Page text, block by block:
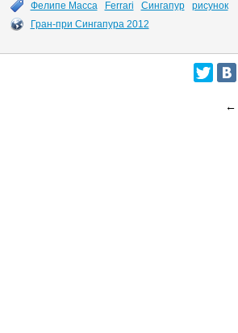
Фелипе Масса Ferrari Сингапур
рисунок
Гран-при Сингапура 2012